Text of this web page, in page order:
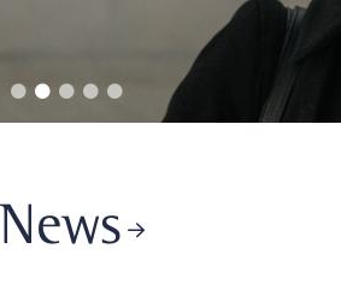
News